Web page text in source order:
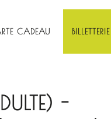
CADEAU BILLETTERIE
-